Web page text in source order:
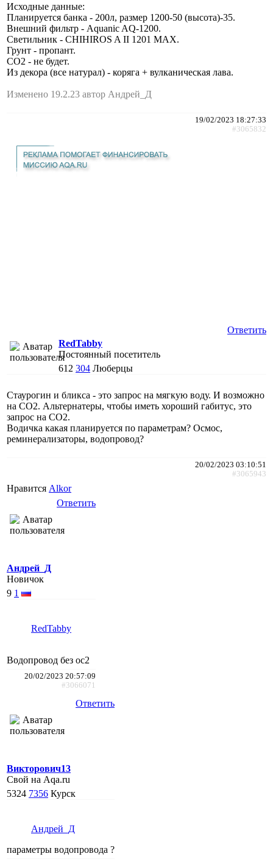
Исходные данные:
Планируется банка - 200л, размер 1200-50 (высота)-35.
Внешний фильтр - Aquanic AQ-1200.
Светильник - CHIHIROS A II 1201 MAX.
Грунт - пропант.
СО2 - не будет.
Из декора (все натурал) - коряга + вулканическая лава.
Изменено 19.2.23 автор Андрей_Д
19/02/2023 18:27:33
#3065832
Ответить
RedTabby
Постоянный посетитель
612 304 Люберцы
Стаурогин и бликса - это запрос на мягкую воду. И возможно
на СО2. Альтернатеры, чтобы иметь хороший габитус, это
запрос на СО2.
Водичка какая планируется по параметрам? Осмос,
реминерализаторы, водопровод?
20/02/2023 03:10:51
#3065943
Нравится Alkor
Ответить
Андрей_Д
Новичок
9 1
RedTabby
Водопровод без ос2
20/02/2023 20:57:09
#3066071
Ответить
Викторович13
Свой на Aqa.ru
5324 7356 Курск
Андрей_Д
параметры водопровода ?